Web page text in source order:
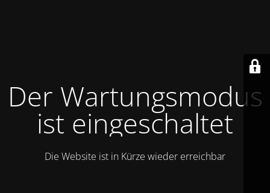
Der Wartungsmodus
ist eingeschaltet
Die Website ist in Kürze wieder erreichbar